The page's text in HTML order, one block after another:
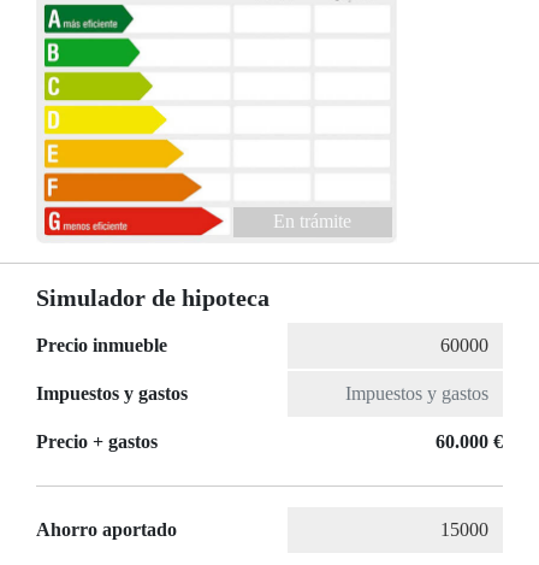
En trámite
Simulador de hipoteca
Precio inmueble
Impuestos y gastos
Precio + gastos 60.000 €
Ahorro aportado